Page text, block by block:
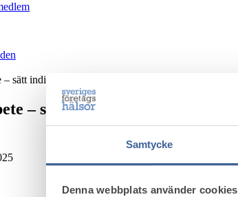
Samtycke
Denna webbplats använder cookies
sätt individen i centrum
– sätt individen i centrum